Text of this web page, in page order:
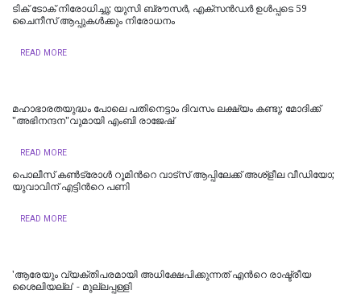
ടിക് ടോക് നിരോധിച്ചു; യുസി ബ്രൗസര്‍, എക്‌സന്‍ഡര്‍ ഉള്‍പ്പടെ 59
ചൈനീസ് ആപ്പുകള്‍ക്കും നിരോധനം
READ MORE
മഹാഭാരതയുദ്ധം പോലെ പതിനെട്ടാം ദിവസം ലക്ഷ്യം കണ്ടു; മോദിക്ക്
"അഭിനന്ദന"വുമായി എംബി രാജേഷ്
READ MORE
പൊലീസ് കണ്‍ട്രോള്‍ റൂമിന്‍റെ വാട്‌സ്‌ ആപ്പിലേക്ക് അശ്‌ളീല വീഡിയോ;
യുവാവിന് എട്ടിന്‍റെ പണി
READ MORE
'ആരേയും വ്യക്തിപരമായി അധിക്ഷേപിക്കുന്നത് എന്‍റെ രാഷ്ട്രീയ
ശൈലിയല്ല' - മുല്ലപ്പള്ളി